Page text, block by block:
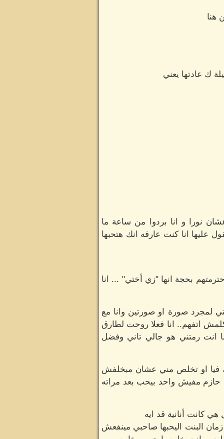
هنا
ك عادتها يعني
نورا و انا بردوا من ساعة ما
انا كنت عارفه انك هتحبها
بحجة انها "زي أختي" ... انا
لمجرد صورة او صورتين وانا مع
اتفهم.. انا فعلا روحت لطارق
انت رمتني هو جالي تاني وفضل
او تخلص مني عشان مبخلفش
مفيش واحد بيحب بعد مراته
أنانية قد ايه
البنت اليحبها صاحبي مينفعش